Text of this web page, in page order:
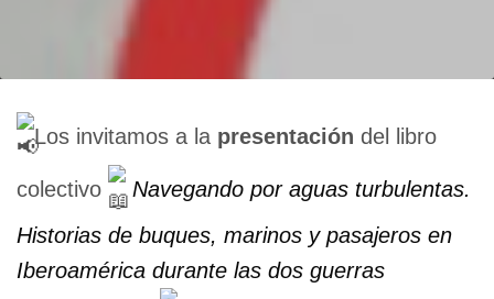
Los invitamos a la presentacióndel libro
colectivo
Navegando por aguas turbulentas.
Historias de buques, marinos y pasajeros en
Iberoamérica durante las dos guerras